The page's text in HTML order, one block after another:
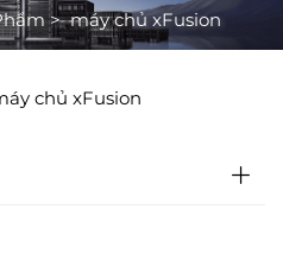
>máy chủ xFusion
chủ xFusion